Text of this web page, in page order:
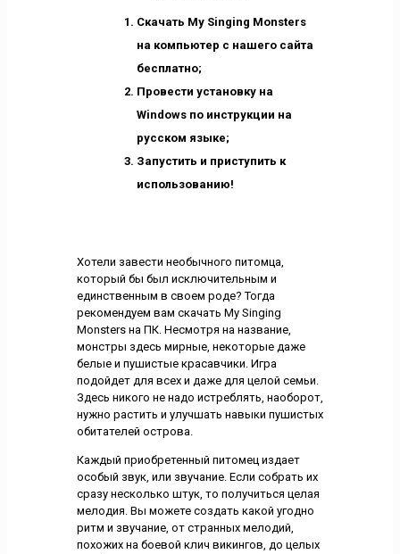
Скачать My Singing Monsters
на компьютер с нашего сайта
бесплатно;
Провести установку на
Windows по инструкции на
русском языке;
Запустить и приступить к
использованию!
Хотели завести необычного питомца,
который бы был исключительным и
единственным в своем роде? Тогда
рекомендуем вам скачать My Singing
Monsters на ПК. Несмотря на название,
монстры здесь мирные, некоторые даже
белые и пушистые красавчики. Игра
подойдет для всех и даже для целой семьи.
Здесь никого не надо истреблять, наоборот,
нужно растить и улучшать навыки пушистых
обитателей острова.
Каждый приобретенный питомец издает
особый звук, или звучание. Если собрать их
сразу несколько штук, то получиться целая
мелодия. Вы можете создать какой угодно
ритм и звучание, от странных мелодий,
похожих на боевой клич викингов, до целых